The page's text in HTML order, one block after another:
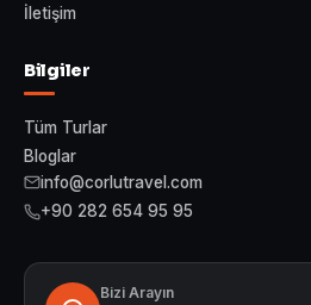
İletişim
Bilgiler
Tüm Turlar
Bloglar
info@corlutravel.com
+90 282 654 95 95
Bizi Arayın